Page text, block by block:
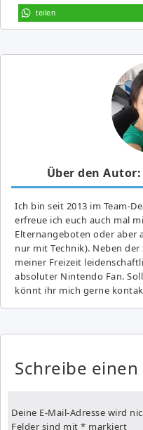
teilen
Über den
Ich bin seit 2013 im Team-
erfreue ich euch auch mal
Elternangeboten oder aber
nur mit Technik). Neben
meiner Freizeit
absoluter Nintendo Fan.
könnt ihr mich gerne
Schreibe
Deine E-Mail-Adresse wird
Felder sind mit * markiert